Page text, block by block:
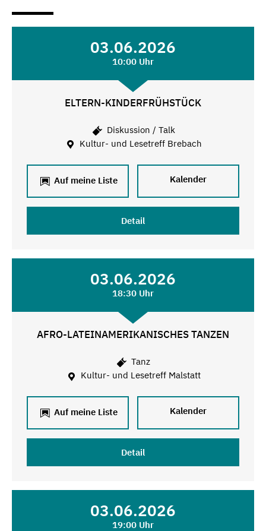
03.06.2026
10:00 Uhr
ELTERN-KINDERFRÜHSTÜCK
Diskussion / Talk
Kultur- und Lesetreff Brebach
Auf meine Liste Kalender
Detail
03.06.2026
18:30 Uhr
AFRO-LATEINAMERIKANISCHES TANZEN
Tanz
Kultur- und Lesetreff Malstatt
Auf meine Liste Kalender
Detail
03.06.2026
19:00 Uhr